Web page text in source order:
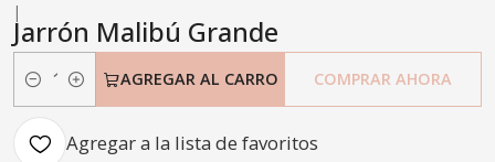
|
Jarrón Malibú Grande
Cantidad
AGREGAR AL CARRO COMPRAR AHORA
Agregar a la lista de favoritos